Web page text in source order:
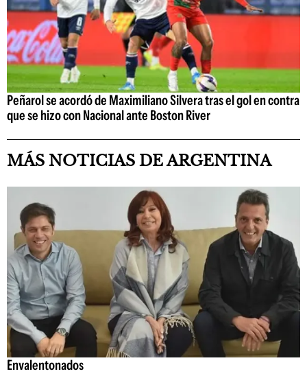
Peñarol se acordó de Maximiliano Silvera tras el gol en contra
que se hizo con Nacional ante Boston River
MÁS NOTICIAS DE ARGENTINA
Envalentonados